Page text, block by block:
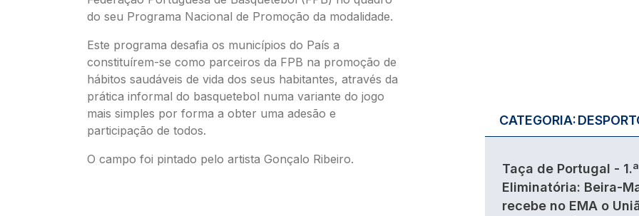
do seu Programa Nacional de Promoção da modalidade.
Este programa desafia os municípios do País a
constituírem-se como parceiros da FPB na promoção de
hábitos saudáveis de vida dos seus habitantes, através da
prática informal do basquetebol numa variante do jogo
mais simples por forma a obter uma adesão e
participação de todos.
O campo foi pintado pelo artista Gonçalo Ribeiro.
CATEGORIA:
Taça de Portugal - 1.ª
Eliminatória: Beira-
recebe no EMA o